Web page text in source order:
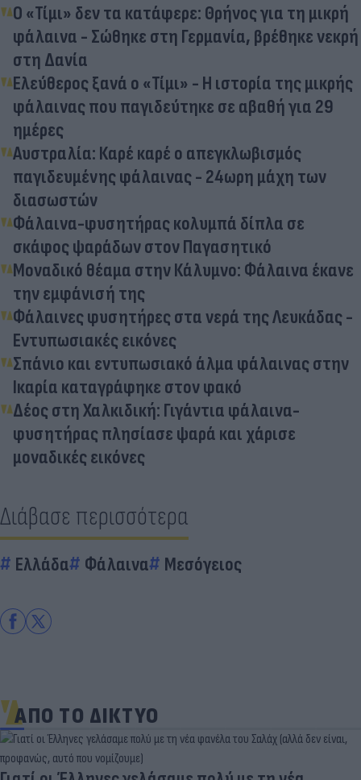
Ο «Τίμι» δεν τα κατάφερε: Θρήνος για τη μικρή
φάλαινα - Σώθηκε στη Γερμανία, βρέθηκε νεκρή
στη Δανία
Ελεύθερος ξανά ο «Τίμι» - Η ιστορία της μικρής
φάλαινας που παγιδεύτηκε σε αβαθή για 29
ημέρες
Αυστραλία: Καρέ καρέ ο απεγκλωβισμός
παγιδευμένης φάλαινας - 24ωρη μάχη των
διασωστών
Φάλαινα-φυσητήρας κολυμπά δίπλα σε
σκάφος ψαράδων στον Παγασητικό
Μοναδικό θέαμα στην Κάλυμνο: Φάλαινα έκανε
την εμφάνισή της
Φάλαινες φυσητήρες στα νερά της Λευκάδας -
Εντυπωσιακές εικόνες
Σπάνιο και εντυπωσιακό άλμα φάλαινας στην
Ικαρία καταγράφηκε στον φακό
Δέος στη Χαλκιδική: Γιγάντια φάλαινα-
φυσητήρας πλησίασε ψαρά και χάρισε
μοναδικές εικόνες
Διάβασε περισσότερα
Ελλάδα Φάλαινα Μεσόγειος
ΑΠΟ ΤΟ ΔΙΚΤΥΟ